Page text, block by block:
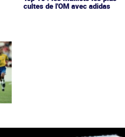
cultes de l'OM avec adidas